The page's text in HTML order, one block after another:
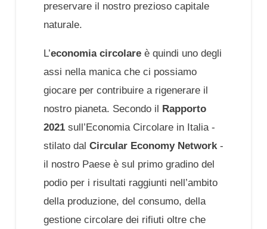
preservare il nostro prezioso capitale
naturale.
L’economia circolareè quindi uno degli
assi nella manica che ci possiamo
giocare per contribuire a rigenerare il
nostro pianeta. Secondo il Rapporto
2021sull’Economia Circolare in Italia -
stilato dal Circular Economy Network-
il nostro Paese è sul primo gradino del
podio per i risultati raggiunti nell’ambito
della produzione, del consumo, della
gestione circolare dei rifiuti oltre che